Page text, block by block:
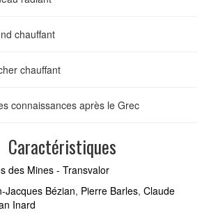
chauffant
chauffant
connaissances après le Grec
Caractéristiques
des Mines - Transvalor
Jacques Bézian, Pierre Barles, Claude
Inard